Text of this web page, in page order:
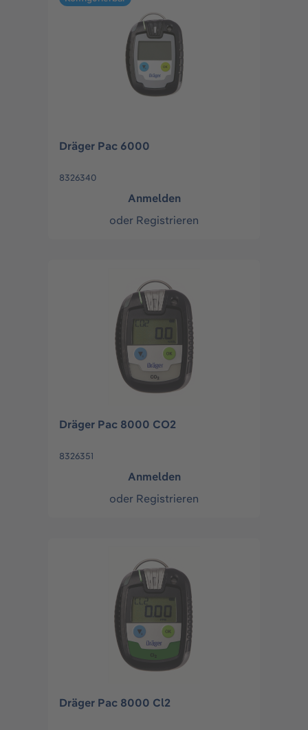
Dräger Pac 6000
8326340
Anmelden
oder Registrieren
Dräger Pac 8000 CO2
8326351
Anmelden
oder Registrieren
Dräger Pac 8000 Cl2